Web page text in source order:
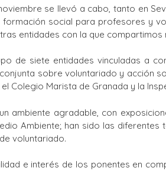
se llevó a cabo, tanto en
social para profesores y
entidades con la que compartimos
de siete entidades vinculadas a
sobre voluntariado y acción
Colegio Marista de Granada y la
ambiente agradable, con
Ambiente; han sido las
voluntariado.
e interés de los ponentes en